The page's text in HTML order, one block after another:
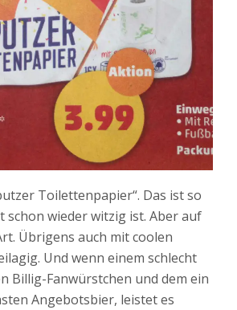
Toilettenpapier“. Das ist so
schon wieder witzig ist. Aber auf
Übrigens auch mit coolen
Und wenn einem schlecht
Billig-Fanwürstchen und dem ein
Angebotsbier, leistet es